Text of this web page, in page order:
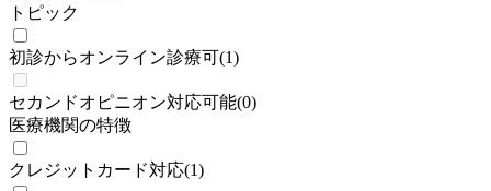
トピック
初診からオンライン診療可(1)
セカンドオピニオン対応可能(0)
医療機関の特徴
クレジットカード対応(1)